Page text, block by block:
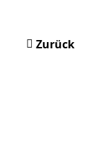
Zurück